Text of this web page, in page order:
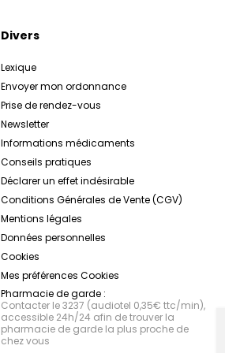
Divers
Lexique
Envoyer mon ordonnance
Prise de rendez-vous
Newsletter
Informations médicaments
Conseils pratiques
Déclarer un effet indésirable
Conditions Générales de Vente (CGV)
Mentions légales
Données personnelles
Cookies
Mes préférences Cookies
Pharmacie de garde :
Contacter le 3237 (audiotel 0,35€ ttc/min),
accessible 24h/24 afin de trouver la
pharmacie de garde la plus proche de
chez vous